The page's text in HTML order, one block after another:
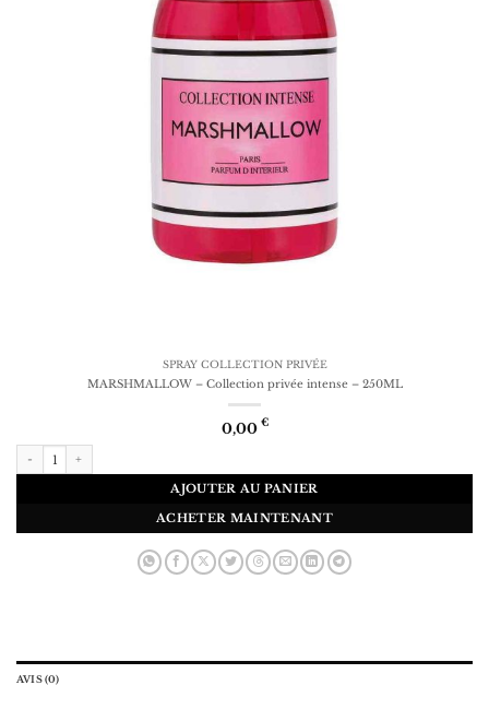
SPRAY COLLECTION PRIVÉE
MARSHMALLOW – Collection privée intense – 250ML
0,00 €
quantité de MARSHMALLOW - Collection privée intense - 250ML
AJOUTER AU PANIER
ACHETER MAINTENANT
AVIS (0)